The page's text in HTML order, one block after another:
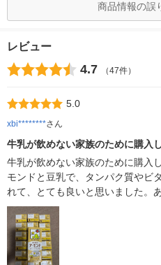
商品情報の誤
レビュー
4.7 （47件）
5.0
xbi********さん
牛乳が飲めない家族のために購入
牛乳が飲めない家族のために購入
モンドと豆乳で、タンパク質やビ
れて、とても良いと思いました。